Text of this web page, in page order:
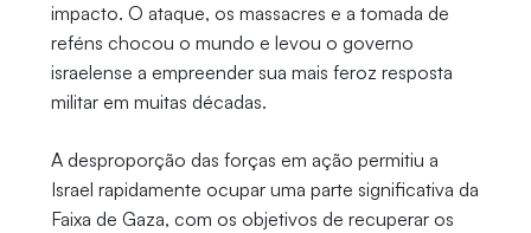
impacto. O ataque, os massacres e a tomada de
reféns chocou o mundo e levou o governo
israelense a empreender sua mais feroz resposta
militar em muitas décadas.
A desproporção das forças em ação permitiu a
Israel rapidamente ocupar uma parte significativa da
Faixa de Gaza, com os objetivos de recuperar os